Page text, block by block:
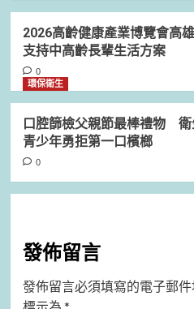
2026高齡健康產業博覽會高
支持中高齡長輩生活方案
0
環保衛生
口腔篩檢父親節最棒禮物 衛
青少年勇拒第一口檳榔
0
發佈留言
發佈留言必須填寫的電子郵件